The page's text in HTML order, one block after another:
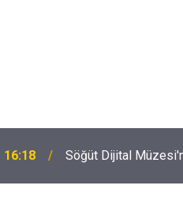
16:18 Söğüt Dijital